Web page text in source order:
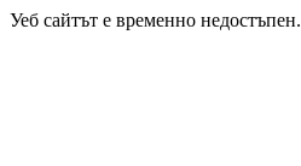
Уеб сайтът е временно недостъпен.